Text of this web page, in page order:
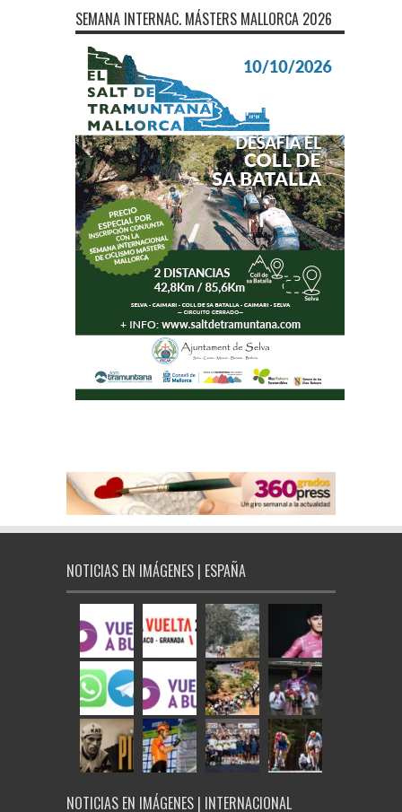
SEMANA INTERNAC. MÁSTERS MALLORCA 2026
NOTICIAS EN IMÁGENES | ESPAÑA
NOTICIAS EN IMÁGENES | INTERNACIONAL